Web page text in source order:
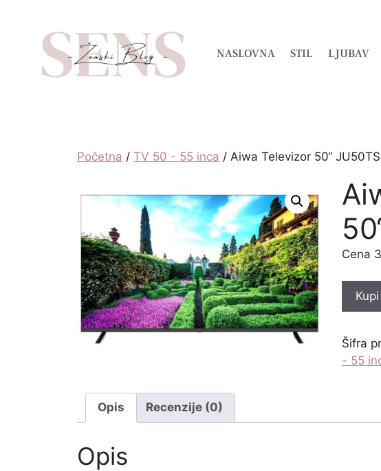
NASLOVNA STIL LJUBAV
Početna / TV 50 - 55 inca / Aiwa Televizor 50“
Šifra
- 55
Opis Recenzije (0)
Opis